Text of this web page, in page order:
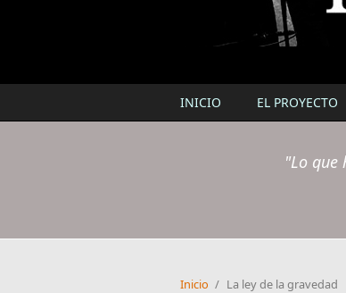
INICIO EL PROYECTO
"Lo que
Inicio / La ley de la gravedad